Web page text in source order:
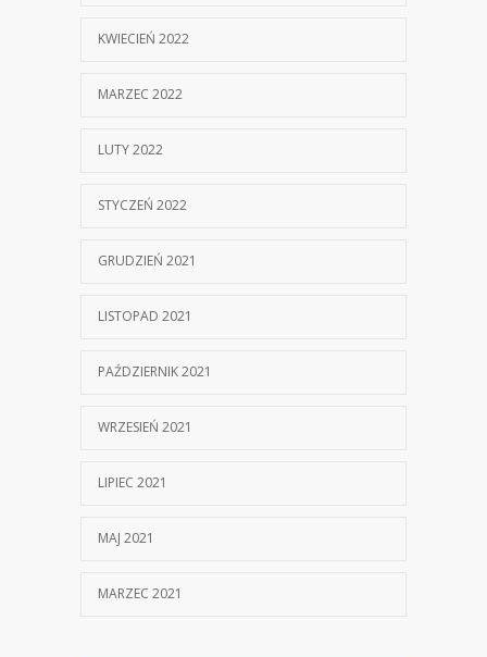
KWIECIEŃ 2022
MARZEC 2022
LUTY 2022
STYCZEŃ 2022
GRUDZIEŃ 2021
LISTOPAD 2021
PAŹDZIERNIK 2021
WRZESIEŃ 2021
LIPIEC 2021
MAJ 2021
MARZEC 2021